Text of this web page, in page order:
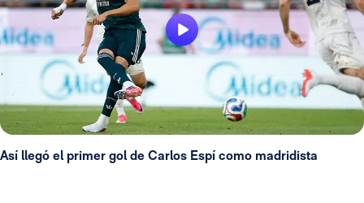
Así llegó el primer gol de Carlos Espí como madridista